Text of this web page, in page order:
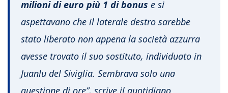
milioni di euro più 1 di bonus e si
aspettavano che il laterale destro sarebbe
stato liberato non appena la società azzurra
avesse trovato il suo sostituto, individuato in
Juanlu del Siviglia. Sembrava solo una